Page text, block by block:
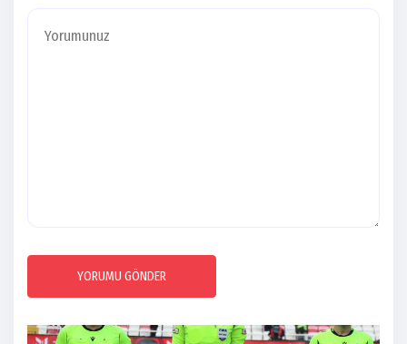
YORUMU GÖNDER